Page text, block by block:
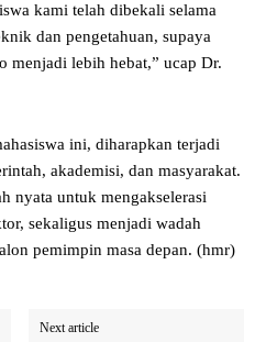
kami telah dibekali selama
dan pengetahuan, supaya
menjadi lebih hebat,” ucap Dr.
ini, diharapkan terjadi
akademisi, dan masyarakat.
nyata untuk mengakselerasi
sekaligus menjadi wadah
pemimpin masa depan. (hmr)
Next article